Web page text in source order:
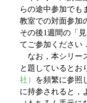
らの途中参加でも
教室での対面参加
その後1週間の「
てご参加ください
なお，本シリー
と題しているとお
社）
を頻繁に参照
に持参されると，